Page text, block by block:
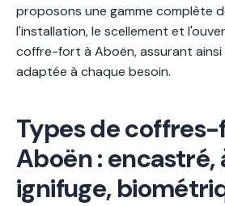
proposons une gamme complète
l'installation, le scellement et
coffre-fort à Aboën, assurant ainsi
adaptée à chaque besoin.
Types de
Aboën : encastré,
ignifuge,